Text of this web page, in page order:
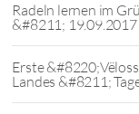
Radeln lernen im
&#8211; 19.09.2017
Erste
Landes &#8211;